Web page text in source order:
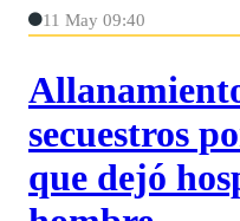
11 May 09:40
secuestros
que dejó